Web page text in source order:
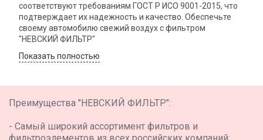
соответствуют требованиям ГОСТ Р ИСО 9001-2015, что
подтверждает их надежность и качество. Обеспечьте
своему автомобилю свежий воздух с фильтром
"НЕВСКИЙ ФИЛЬТР"
Показать полностью
Преимущества "НЕВСКИЙ ФИЛЬТР":
- Самый широкий ассортимент фильтров и
фильтроэлементов из всех российских компаний;